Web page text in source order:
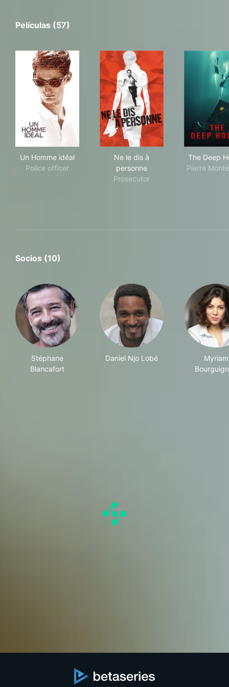
Películas (57)
Un Homme idéal
Police officer
Ne le dis à
personne
Prosecutor
The Deep
Pierre
Socios (10)
Stéphane
Blancafort
Daniel Njo Lobé
Myriam